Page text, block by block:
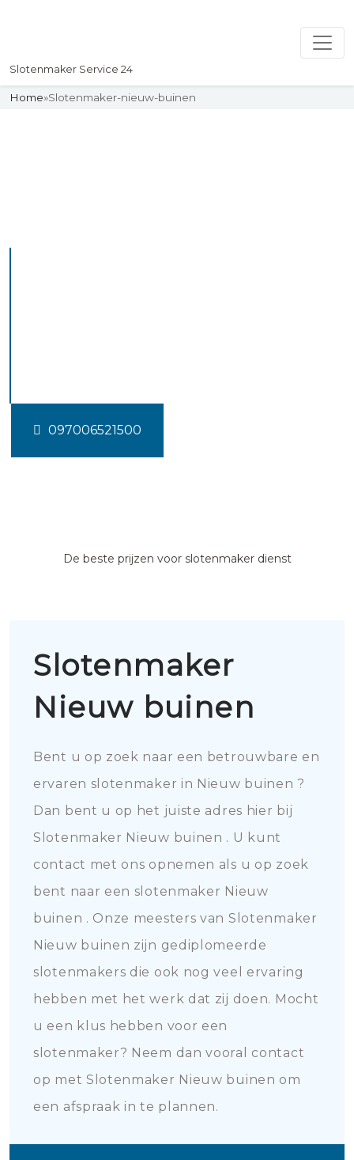
Slotenmaker Service 24
Home»Slotenmaker-nieuw-buinen
097006521500
De beste prijzen voor slotenmaker dienst
Slotenmaker
Nieuw buinen
Bent u op zoek naar een betrouwbare en
ervaren slotenmaker in Nieuw buinen ?
Dan bent u op het juiste adres hier bij
Slotenmaker Nieuw buinen . U kunt
contact met ons opnemen als u op zoek
bent naar een slotenmaker Nieuw
buinen . Onze meesters van Slotenmaker
Nieuw buinen zijn gediplomeerde
slotenmakers die ook nog veel ervaring
hebben met het werk dat zij doen. Mocht
u een klus hebben voor een
slotenmaker? Neem dan vooral contact
op met Slotenmaker Nieuw buinen om
een afspraak in te plannen.